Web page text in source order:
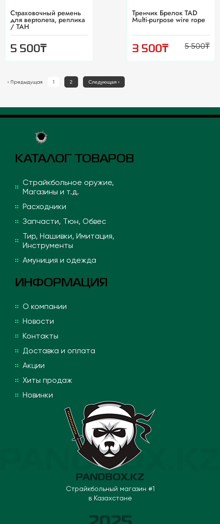
Страховочный ремень
для вертолета, реплика
/ ТАН
5 500₸
Тренчик Брелок TAD
Multi-purpose wire rope
3 500₸ 5 500₸
‹ Предыдущая 1 2 Следующая ›
КАТАЛОГ ТОВАРОВ
Страйкбольное оружие,
Магазины и т.д.
Расходники
Запчасти, Тюн, Обвес
Тир, Нашивки, Имитация,
Инструменты
Амуниция и одежда
ИНФОРМАЦИЯ
О компании
Новости
Контакты
Доставка и оплата
Акции
Хиты продаж
Новинки
PANDBOX.KZ
Страйкбольный магазин #1
в Казахстане